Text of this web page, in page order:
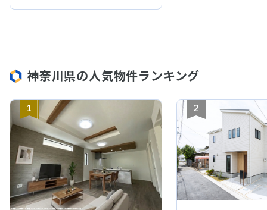
神奈川県の人気物件ランキング
1 2